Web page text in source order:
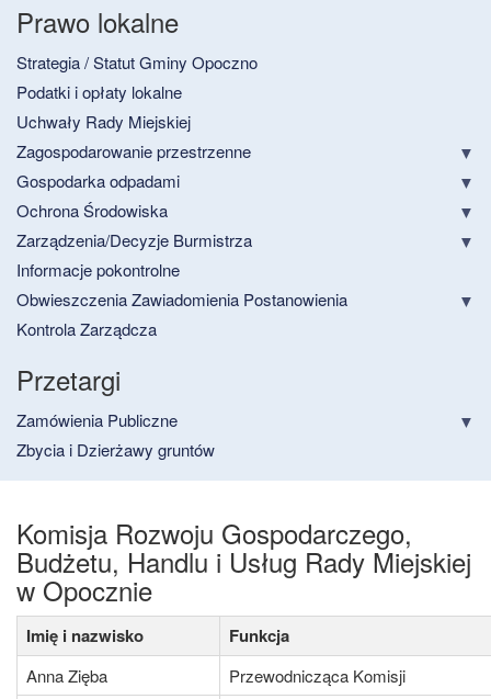
Prawo lokalne
Strategia / Statut Gminy Opoczno
Podatki i opłaty lokalne
Uchwały Rady Miejskiej
Zagospodarowanie przestrzenne
Gospodarka odpadami
Ochrona Środowiska
Zarządzenia/Decyzje Burmistrza
Informacje pokontrolne
Obwieszczenia Zawiadomienia Postanowienia
Kontrola Zarządcza
Przetargi
Zamówienia Publiczne
Zbycia i Dzierżawy gruntów
Komisja Rozwoju Gospodarczego,
Budżetu, Handlu i Usług Rady Miejskiej
w Opocznie
Imię i nazwisko Funkcja
Anna Zięba
Przewodnicząca Komisji